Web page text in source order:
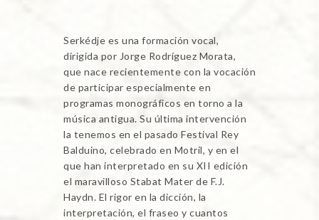
Serkédje es una formación vocal,
dirigida por Jorge Rodríguez Morata,
que nace recientemente con la vocación
de participar especialmente en
programas monográficos en torno a la
música antigua. Su última intervención
la tenemos en el pasado Festival Rey
Balduino, celebrado en Motril, y en el
que han interpretado en su XII edición
el maravilloso Stabat Mater de F.J.
Haydn. El rigor en la dicción, la
interpretación, el fraseo y cuantos